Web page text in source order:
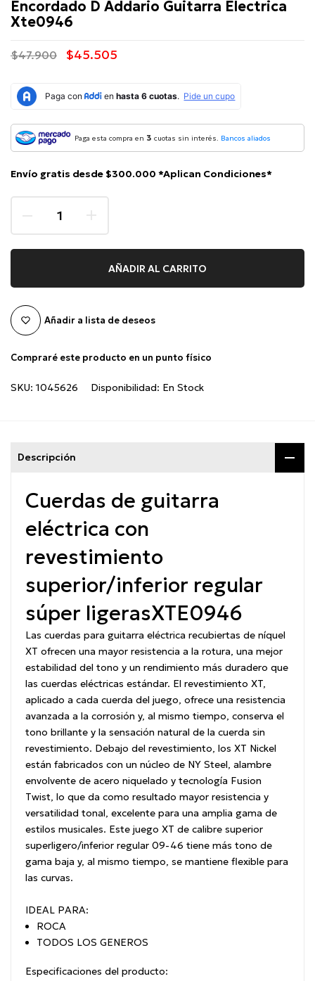
Encordado D Addario Guitarra Electrica
Xte0946
$47.900 $45.505
Paga esta compra en 3 cuotas sin interés. Bancos aliados
Envío gratis desde $300.000 *Aplican Condiciones*
AÑADIR AL CARRITO
Añadir a lista de deseos
Compraré este producto en un punto físico
SKU: 1045626 Disponibilidad: En Stock
Descripción
Cuerdas de guitarra
eléctrica con
revestimiento
superior/inferior regular
súper ligerasXTE0946
Las cuerdas para guitarra eléctrica recubiertas de níquel
XT ofrecen una mayor resistencia a la rotura, una mejor
estabilidad del tono y un rendimiento más duradero que
las cuerdas eléctricas estándar. El revestimiento XT,
aplicado a cada cuerda del juego, ofrece una resistencia
avanzada a la corrosión y, al mismo tiempo, conserva el
tono brillante y la sensación natural de la cuerda sin
revestimiento. Debajo del revestimiento, los XT Nickel
están fabricados con un núcleo de NY Steel, alambre
envolvente de acero niquelado y tecnología Fusion
Twist, lo que da como resultado mayor resistencia y
versatilidad tonal, excelente para una amplia gama de
estilos musicales. Este juego XT de calibre superior
superligero/inferior regular 09-46 tiene más tono de
gama baja y, al mismo tiempo, se mantiene flexible para
las curvas.
IDEAL PARA:
ROCA
TODOS LOS GENEROS
Especificaciones del producto: